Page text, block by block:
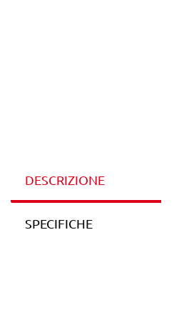
DESCRIZIONE
SPECIFICHE